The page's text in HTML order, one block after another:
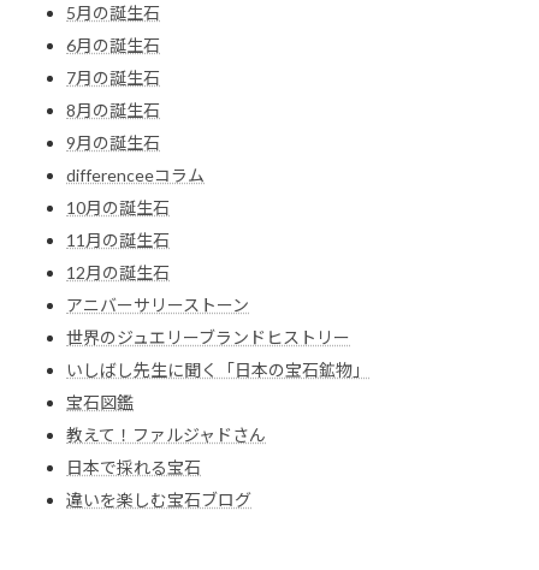
5月の誕生石
6月の誕生石
7月の誕生石
8月の誕生石
9月の誕生石
differenceeコラム
10月の誕生石
11月の誕生石
12月の誕生石
アニバーサリーストーン
世界のジュエリーブランドヒストリー
いしばし先生に聞く「日本の宝石鉱物」
宝石図鑑
教えて！ファルジャドさん
日本で採れる宝石
違いを楽しむ宝石ブログ